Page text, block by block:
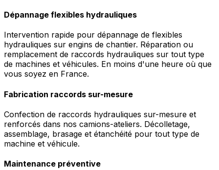
Dépannage flexibles hydrauliques
Intervention rapide pour dépannage de flexibles
hydrauliques sur engins de chantier. Réparation ou
remplacement de raccords hydrauliques sur tout type
de machines et véhicules. En moins d'une heure où que
vous soyez en France.
Fabrication raccords sur-mesure
Confection de raccords hydrauliques sur-mesure et
renforcés dans nos camions-ateliers. Décolletage,
assemblage, brasage et étanchéité pour tout type de
machine et véhicule.
Maintenance préventive